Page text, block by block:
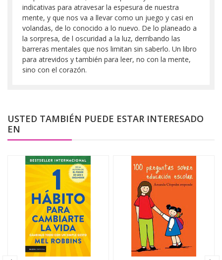
indicativas para atravesar la espesura de nuestra
mente, y que nos va a llevar como un juego y casi en
volandas, de lo conocido a lo nuevo. De lo planeado a
la sorpresa, de l oscuridad a la luz, derribando las
barreras mentales que nos limitan sin saberlo. Un libro
para atrevidos y también para leer, no con la mente,
sino con el corazón.
USTED TAMBIÉN PUEDE ESTAR INTERESADO
EN